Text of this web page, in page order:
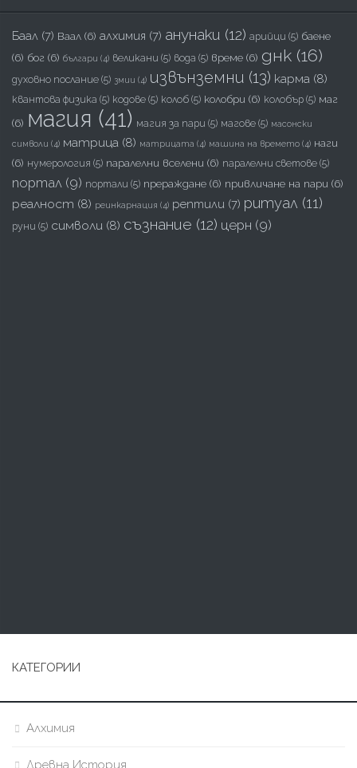
Баал (7) Ваал (6) алхимия (7) анунаки (12) арийци (5) баене
(6) бог (6) българи (4) великани (5) вода (5) време (6) днк (16)
духовно послание (5) змии (4) извънземни (13) карма (8)
квантова физика (5) кодове (5) колоб (5) колобри (6) колобър (5) маг
(6) магия (41) магия за пари (5) магове (5) масонски
символи (4) матрица (8) матрицата (4) машина на времето (4) наги
(6) нумерология (5) паралелни вселени (6) паралелни светове (5)
портал (9) портали (5) прераждане (6) привличане на пари (6)
реалност (8) реинкарнация (4) рептили (7) ритуал (11)
руни (5) символи (8) съзнание (12) церн (9)
КАТЕГОРИИ
Алхимия
Древна История